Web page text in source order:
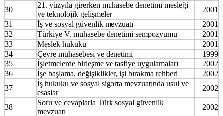
30
21. yüzyıla girerken muhasebe denetimi mesleği
ve teknolojik gelişmeler
2001
31
İş ve sosyal güvenlik mevzuatı
2001
32
Türkiye V. muhasebe denetimi sempozyumu
2001
33
Meslek hukuku
2001
34
Çevre muhasebesi ve denetimi
1999
35
İşletmelerde birleşme ve tasfiye uygulamaları
2002
36
İşe başlama, değişiklikler, işi bırakma rehberi
2002
37
İş hukuku ve sosyal sigorta mevzuatında usul ve
esaslar
2002
38
Soru ve cevaplarla Türk sosyal güvenlik
mevzuatı
2002